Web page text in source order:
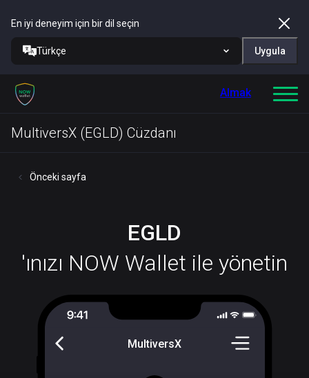
En iyi deneyim için bir dil seçin
Türkçe Uygula
Almak
MultiversX (EGLD) Cüzdanı
Önceki sayfa
EGLD
'ınızı NOW Wallet ile yönetin
MultiversX